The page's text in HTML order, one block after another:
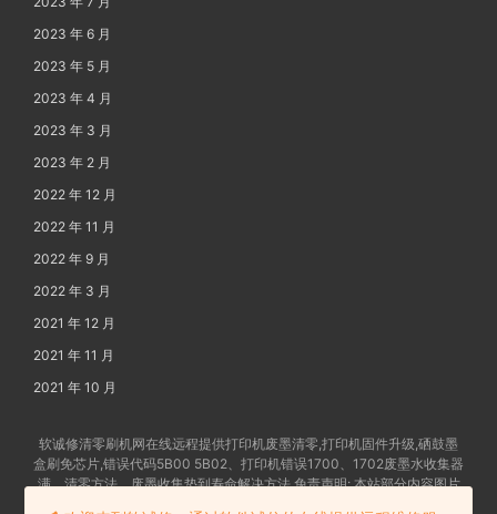
2023 年 6 月
2023 年 5 月
2023 年 4 月
2023 年 3 月
2023 年 2 月
2022 年 12 月
2022 年 11 月
2022 年 9 月
2022 年 3 月
2021 年 12 月
2021 年 11 月
2021 年 10 月
软诚修清零刷机网在线远程提供打印机废墨清零,打印机固件升级,硒鼓墨
盒刷免芯片,错误代码5B00 5B02、打印机错误1700、1702废墨水收集器
满、清零方法、废墨收集垫到寿命解决方法 免责声明: 本站部分内容图片